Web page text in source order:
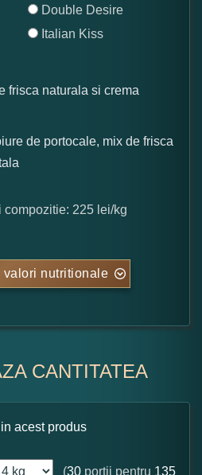
Double Desire
Italian Kiss
frisca naturala si crema
de portocale, mix de frisca
compozitie: 225 lei/kg
nutritionale
CANTITATEA
acest produs
(30 portii pentru 135